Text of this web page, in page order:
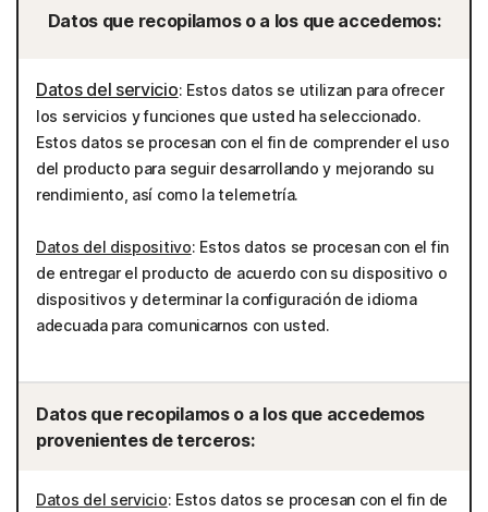
Datos que recopilamos o a los que accedemos:
Datos del servicio: Estos datos se utilizan para ofrecer
los servicios y funciones que usted ha seleccionado.
Estos datos se procesan con el fin de comprender el uso
del producto para seguir desarrollando y mejorando su
rendimiento, así como la telemetría.
Datos del dispositivo: Estos datos se procesan con el fin
de entregar el producto de acuerdo con su dispositivo o
dispositivos y determinar la configuración de idioma
adecuada para comunicarnos con usted.
Datos que recopilamos o a los que accedemos
provenientes de terceros:
Datos del servicio: Estos datos se procesan con el fin de